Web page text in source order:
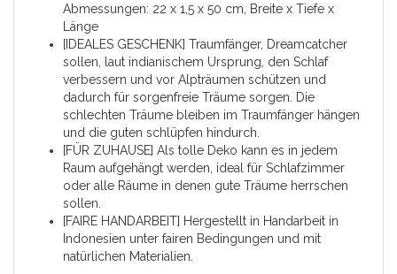
Abmessungen: 22 x 1,5 x 50 cm, Breite x Tiefe x
Länge
[IDEALES GESCHENK] Traumfänger, Dreamcatcher
sollen, laut indianischem Ursprung, den Schlaf
verbessern und vor Alpträumen schützen und
dadurch für sorgenfreie Träume sorgen. Die
schlechten Träume bleiben im Traumfänger hängen
und die guten schlüpfen hindurch.
[FÜR ZUHAUSE] Als tolle Deko kann es in jedem
Raum aufgehängt werden, ideal für Schlafzimmer
oder alle Räume in denen gute Träume herrschen
sollen.
[FAIRE HANDARBEIT] Hergestellt in Handarbeit in
Indonesien unter fairen Bedingungen und mit
natürlichen Materialien.